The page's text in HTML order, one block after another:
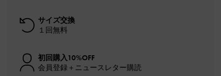
サイズ交換
１回無料
初回購入10%OFF
会員登録＋ニュースレター購読